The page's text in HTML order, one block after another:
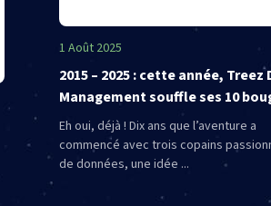
1 Août 2025
2015 – 2025 : cette année, Treez
Management souffle ses 10
Eh oui, déjà ! Dix ans que l’aventure a
commencé avec trois copains
de données, une idée ...